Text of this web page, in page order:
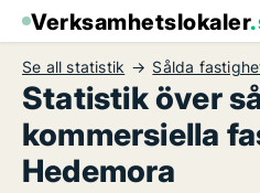
Verksamhetslokaler
Se all statistik Sålda
Statistik över
kommersiella
Hedemora